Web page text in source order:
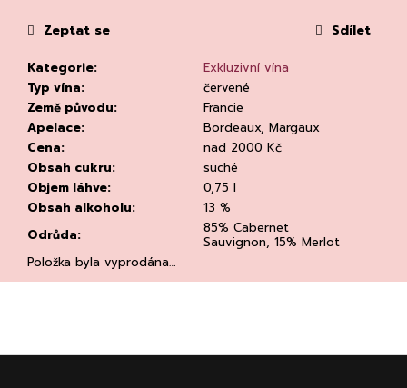
Kategorie:
Exkluzivní vína
Typ vína:
červené
Země původu:
Francie
Apelace:
Bordeaux, Margaux
Cena:
nad 2000 Kč
Obsah cukru:
suché
Objem láhve:
0,75 l
Obsah alkoholu:
13 %
Odrůda:
85% Cabernet
Sauvignon, 15% Merlot
Položka byla vyprodána…
Zeptat se Sdílet
m
e
RIESLING
DRY
2023,
292
Z